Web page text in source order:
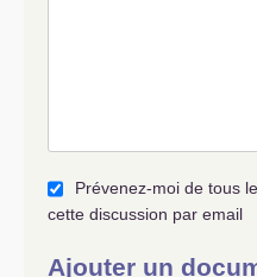
Prévenez-moi de tous
cette discussion par email
Ajouter un